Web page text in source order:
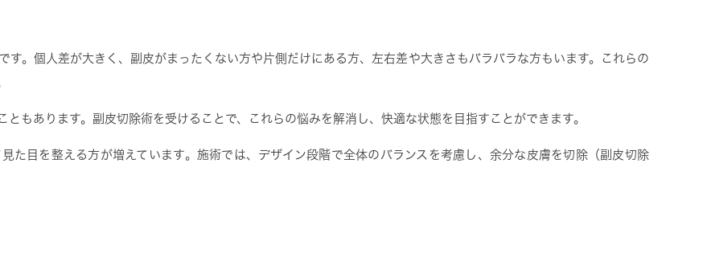
す。個人差が大きく、副皮がまったくない方や片側だけにある方、左右差や大きさもバラバラな方もいます。これらの
もあります。副皮切除術を受けることで、これらの悩みを解消し、快適な状態を目指すことができます。
た目を整える方が増えています。施術では、デザイン段階で全体のバランスを考慮し、余分な皮膚を切除（副皮切除